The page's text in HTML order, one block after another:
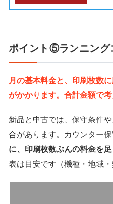
ポイント⑤ランニング
月の基本料金と、印刷枚数
がかかります。合計金額で考
新品と中古では、保守条件
合があります。カウンター保
に、印刷枚数ぶんの料金を
表は目安です（機種・地域・